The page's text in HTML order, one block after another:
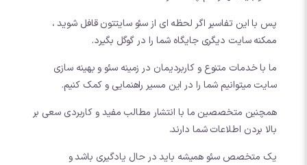
پس با این تفاسیر اگر لحظه ای از سئو سایتتون قافل شوید ،
ممکنه سایت دیگری جایگاه شما را در گوگل بگیرد.
ما با خدمات متنوع و کاربردیمان در زمینه سئو و بهینه سازی
سایت میتوانیم شما را در این مسیر راهنمایی و کمک کنیم.
همچنین متخصصین ما با انتشار مطالب مفید و کاربردی سعی بر
بالا بردن اطلاعات شما دارند.
یک متخصص سئو همیشه باید در حال یادگیری باشد و